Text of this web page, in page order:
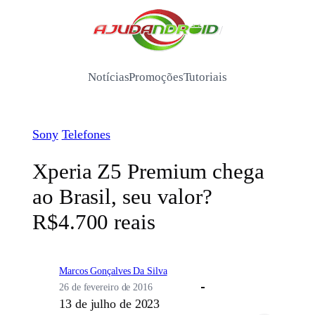
/
NotíciasPromoçõesTutoriais
Sony Telefones
Xperia Z5 Premium chega
ao Brasil, seu valor?
R$4.700 reais
Marcos Gonçalves Da Silva
26 de fevereiro de 2016
13 de julho de 2023